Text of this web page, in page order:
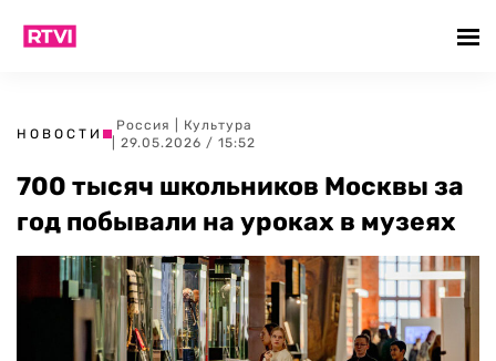
НОВОСТИ
Россия
Культура
| 29.05.2026 / 15:52
700 тысяч школьников Москвы за
год побывали на уроках в музеях